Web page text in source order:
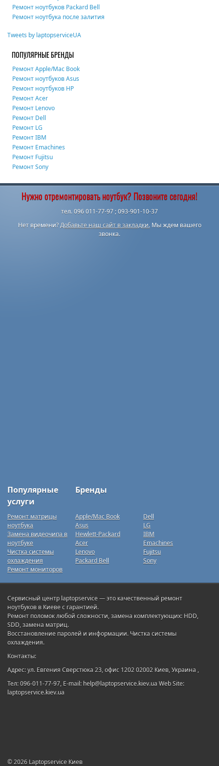
Ремонт ноутбуков Packard Bell
Ремонт ноутбука после залития
Tweets by laptopserviceUA
ПОПУЛЯРНЫЕ БРЕНДЫ
Ремонт Apple/Mac Book
Ремонт ноутбуков Asus
Ремонт ноутбуков HP
Ремонт Acer
Ремонт Lenovo
Ремонт Dell
Ремонт LG
Ремонт IBM
Ремонт Emachines
Ремонт Fujitsu
Ремонт Sony
Нужно отремонтировать ноутбук? Позвоните сегодня!
тел. 096 011-77-97 ; 093-901-10-37
Нет времени?Добавьте наш сайт в закладки.Мы ждем вашего
звонка.
Популярные
услуги
Бренды
Ремонт матрицы
ноутбука
Замена видеочипа в
ноутбуке
Чистка системы
охлаждения
Ремонт мониторов
Apple/Mac Book
Asus
Hewlett-Packard
Acer
Lenovo
Packard Bell
Dell
LG
IBM
Emachines
Fujitsu
Sony
Сервисный центр laptopservice — это качественный ремонт
ноутбуков в Киеве с гарантией.
Ремонт поломок любой сложности, замена комплектующих: HDD,
SDD, замена матриц.
Восстановление паролей и информации. Чистка системы
охлаждения.
Контакты:
Адрес: ул. Евгения Сверстюка 23, офис 1202 02002 Киев, Украина ,
Тел: 096-011-77-97, E-mail: help@laptopservice.kiev.ua Web Site:
laptopservice.kiev.ua
© 2026 Laptopservice Киев